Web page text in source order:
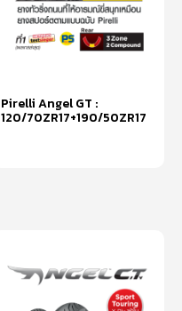
Pirelli Angel GT :
120/70ZR17+190/50ZR17